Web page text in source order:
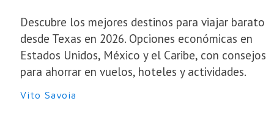
Descubre los mejores destinos para viajar barato
desde Texas en 2026. Opciones económicas en
Estados Unidos, México y el Caribe, con consejos
para ahorrar en vuelos, hoteles y actividades.
Vito Savoia